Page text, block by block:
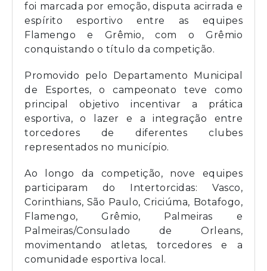
foi marcada por emoção, disputa acirrada e
espírito esportivo entre as equipes
Flamengo e Grêmio, com o Grêmio
conquistando o título da competição.
Promovido pelo Departamento Municipal
de Esportes, o campeonato teve como
principal objetivo incentivar a prática
esportiva, o lazer e a integração entre
torcedores de diferentes clubes
representados no município.
Ao longo da competição, nove equipes
participaram do Intertorcidas: Vasco,
Corinthians, São Paulo, Criciúma, Botafogo,
Flamengo, Grêmio, Palmeiras e
Palmeiras/Consulado de Orleans,
movimentando atletas, torcedores e a
comunidade esportiva local.